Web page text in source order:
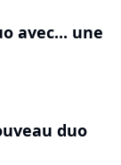
avec... une
duo